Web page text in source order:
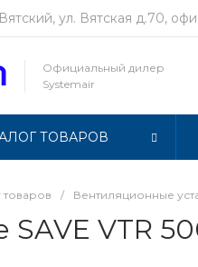
ул. Вятская д.70,
Официальный дилер
Systemair
ТОВАРОВ
товаров / Вентиляционные
SAVE VTR